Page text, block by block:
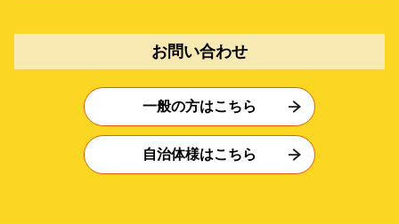
お問い合わせ
一般の方はこちら
自治体様はこちら